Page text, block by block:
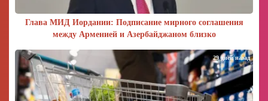
Глава МИД Иордании: Подписание мирного соглашения
между Арменией и Азербайджаном близко
29 дней назад